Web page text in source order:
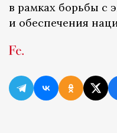
в рамках борьбы с
и обеспечения